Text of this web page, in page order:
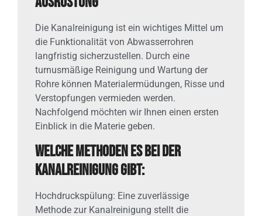
Die Kanalreinigung ist ein wichtiges Mittel um
die Funktionalität von Abwasserrohren
langfristig sicherzustellen. Durch eine
turnusmäßige Reinigung und Wartung der
Rohre können Materialermüdungen, Risse und
Verstopfungen vermieden werden.
Nachfolgend möchten wir Ihnen einen ersten
Einblick in die Materie geben.
Welche Methoden es bei der
Kanalreinigung gibt:
Hochdruckspülung: Eine zuverlässige
Methode zur Kanalreinigung stellt die